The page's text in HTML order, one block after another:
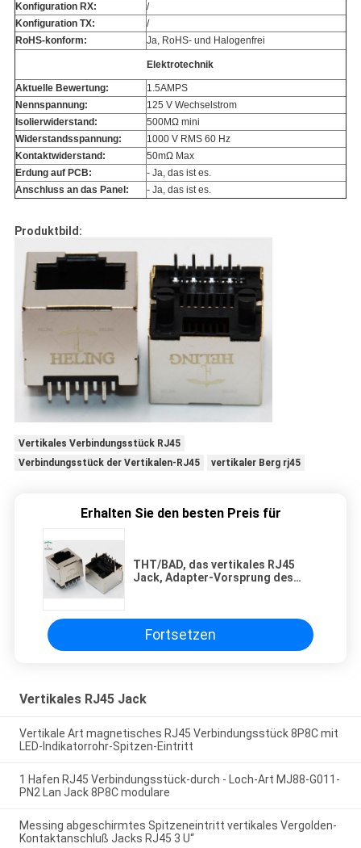
Konfiguration RX:
/
Konfiguration TX:
/
RoHS-konform:
Ja, RoHS- und Halogenfrei
Elektrotechnik
Aktuelle Bewertung:
1.5AMPS
Nennspannung:
125 V Wechselstrom
Isolierwiderstand:
500MΩ mini
Widerstandsspannung:
1000 V RMS 60 Hz
Kontaktwiderstand:
50mΩ Max
Erdung auf PCB:
- Ja, das ist es.
Anschluss an das Panel:
- Ja, das ist es.
Produktbild:
Vertikales Verbindungsstück RJ45
Verbindungsstück der Vertikalen-RJ45
vertikaler Berg rj45
Erhalten Sie den besten Preis für
THT/BAD, das vertikales RJ45
Jack, Adapter-Vorsprung des
Fortsetzen
Vertikales RJ45 Jack
Vertikale Art magnetisches RJ45 Verbindungsstück 8P8C mit
LED-Indikatorrohr-Spitzen-Eintritt
1 Hafen RJ45 Verbindungsstück-durch - Loch-Art MJ88-G011-
PN2 Lan Jack 8P8C modulare
Messing abgeschirmtes Spitzeneintritt vertikales Vergolden-
Kontaktanschluß Jacks RJ45 3 U“